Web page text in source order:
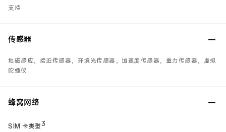
支持
传感器
地磁感应，接近传感器，环境光传感器，加速度传感器，重力传感器，虚拟
陀螺仪
蜂窝网络
SIM 卡类型3